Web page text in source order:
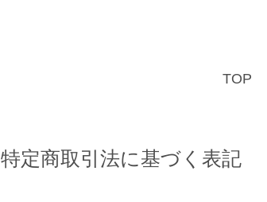
TOP
特定商取引法に基づく表記